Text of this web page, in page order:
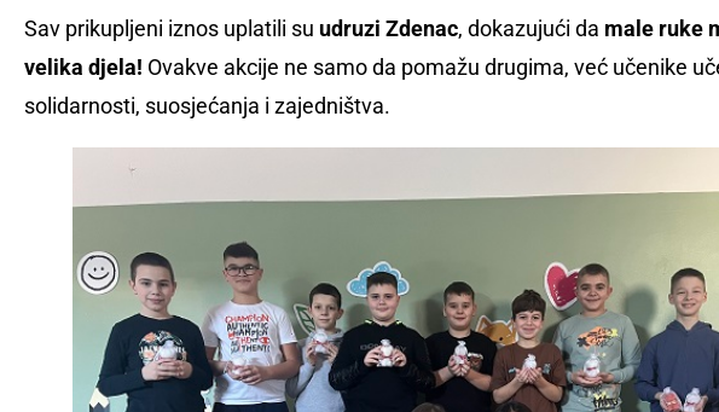
Sav prikupljeni iznos uplatili su udruzi Zdenac, dokazujući da male ruke
velika djela! Ovakve akcije ne samo da pomažu drugima, već učenike
solidarnosti, suosjećanja i zajedništva.